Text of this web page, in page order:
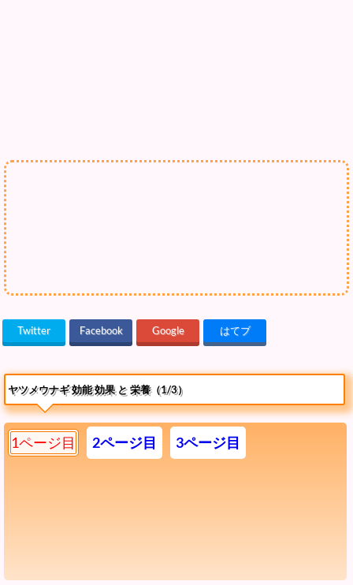
Twitter Facebook Google はてブ
ヤツメウナギ 効能 効果 と 栄養（1/3）
1ページ目 2ページ目 3ページ目